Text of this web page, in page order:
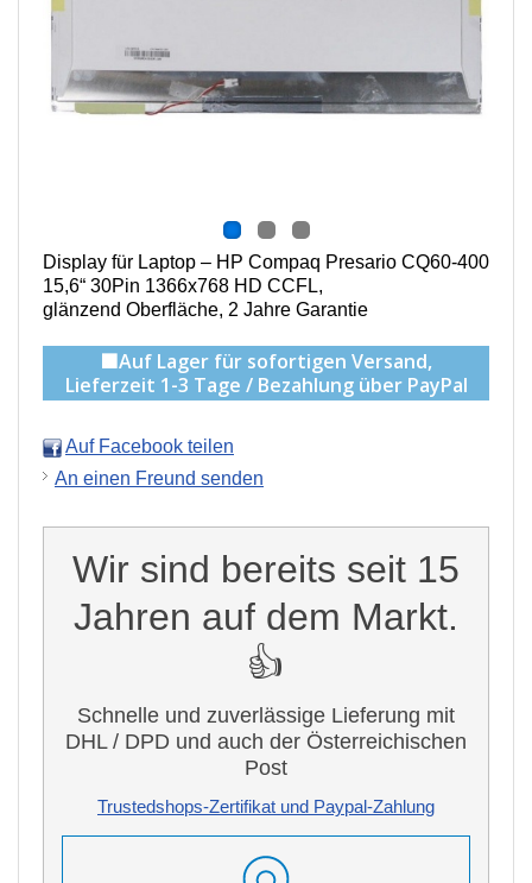
Display für Laptop – HP Compaq Presario CQ60-400
15,6“ 30Pin 1366x768 HD CCFL,
g länzend Oberfläche, 2 Jahre Garantie
🟩Auf Lager für sofortigen Versand,
Lieferzeit 1-3 Tage / Bezahlung über PayPal
Auf Facebook teilen
An einen Freund senden
Wir sind bereits seit 15
Jahren auf dem Markt.
👍
Schnelle und zuverlässige Lieferung mit
DHL / DPD und auch der Österreichischen
Post
Trustedshops-Zertifikat und Paypal-Zahlung